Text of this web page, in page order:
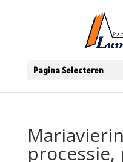
Pagina Selecteren
processie,